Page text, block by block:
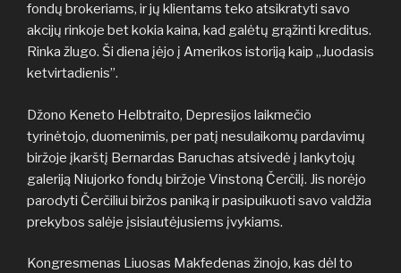
fondų brokeriams, ir jų klientams teko atsikratyti savo
akcijų rinkoje bet kokia kaina, kad galėtų grąžinti kreditus.
Rinka žlugo. Ši diena įėjo į Amerikos istoriją kaip „Juodasis
ketvirtadienis”.
Džono Keneto Helbtraito, Depresijos laikmečio
tyrinėtojo, duomenimis, per patį nesulaikomų pardavimų
biržoje įkarštį Bernardas Baruchas atsivedė į lankytojų
galeriją Niujorko fondų biržoje Vinstoną Čerčilį. Jis norėjo
parodyti Čerčiliui biržos paniką ir pasipuikuoti savo valdžia
prekybos salėje įsisiautėjusiems įvykiams.
Kongresmenas Liuosas Makfedenas žinojo, kas dėl to